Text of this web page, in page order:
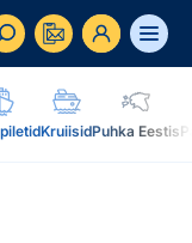
KruiisidPuhka Eestis